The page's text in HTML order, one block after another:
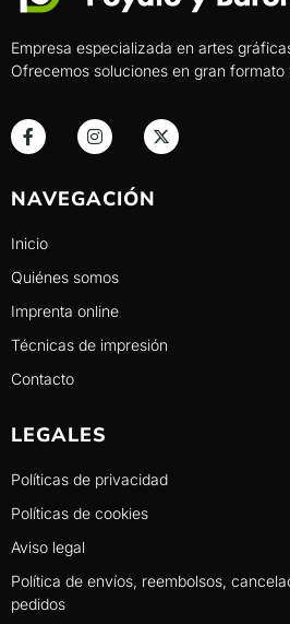
Empresa especializada en artes
Ofrecemos soluciones en gran formato
NAVEGACIÓN
Inicio
Quiénes somos
Imprenta online
Técnicas de impresión
Contacto
LEGALES
Políticas de privacidad
Políticas de cookies
Aviso legal
Política de envíos, reembolsos,
pedidos